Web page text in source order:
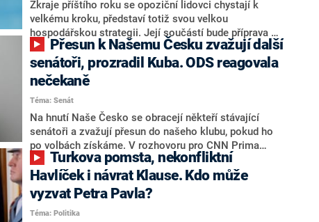
dodal. Řešení u Andreje Babiše ale hodnotit nechtěl.
Zkraje příštího roku se opoziční lidovci chystají k
velkému kroku, představí totiž svou velkou
hospodářskou strategii. Její součástí bude příprava na
stárnutí populace, řekl ve středu na setkání s novináři
nový předseda lidovců Jan Grolich. Ten zároveň v
senátních volbách kandiduje ve Vyškově. Popsal i
aktivitu opozice, o níž vládní strany nebo političtí
komentátoři mluví jako o slabé a v defenzivě. „Je to
úmorná práce upozorňovat na chyby vlády. Ministři s
námi navíc nechodí do debat. Chceme ale ukazovat
svoje témata,“ odpověděl Grolich na dotaz CNN Prima
NEWS.
senátoři, prozradil Kuba. ODS reagovala
nečekaně
Téma: Senát
Na hnutí Naše Česko se obracejí někteří stávající
senátoři a zvažují přesun do našeho klubu, pokud ho
po volbách získáme. V rozhovoru pro CNN Prima
NEWS to řekl zakladatel hnutí a jihočeský hejtman
Martin Kuba. Konkrétní nebyl, ale získat by takto mohl
například senátora Zdeňka Hrabu, který je dnes
součástí klubu ODS a TOP 09. Hraba to na dotaz
redakce nevyloučil. Předseda klubu senátorů ODS
Havlíček i návrat Klause. Kdo může
vyzvat Petra Pavla?
Téma: Politika